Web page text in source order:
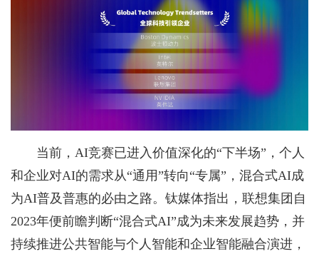
当前，AI竞赛已进入价值深化的“下半场”，个人
和企业对AI的需求从“通用”转向“专属”，混合式AI成
为AI普及普惠的必由之路。钛媒体指出，联想集团自
2023年便前瞻判断“混合式AI”成为未来发展趋势，并
持续推进公共智能与个人智能和企业智能融合演进，